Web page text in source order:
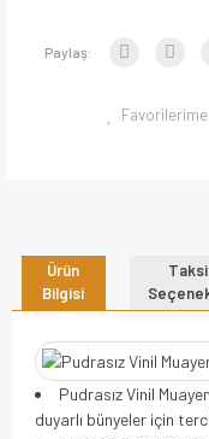
Paylaş:
Ürün
Bilgisi
Pudrasız Vinil
duyarlı bünyeler için